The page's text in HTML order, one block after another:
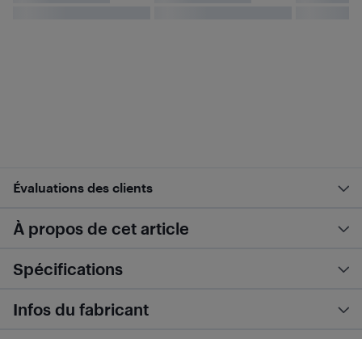
Évaluations des clients
À propos de cet article
Spécifications
Infos du fabricant